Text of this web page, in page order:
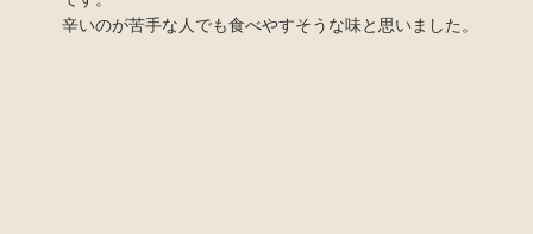
辛いのが苦手な人でも食べやすそうな味と思いました。